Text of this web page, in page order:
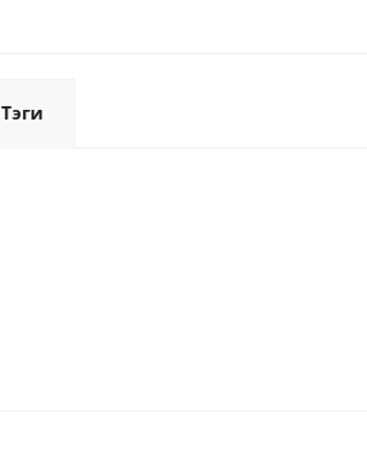
Тэги